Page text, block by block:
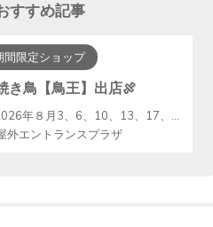
すすめ記事
間限定ショップ
き鳥【鳥王】出店🍖
年８月3、6、10、13、17、20、24、27、31（毎週月・木曜日）
外エントランスプラザ